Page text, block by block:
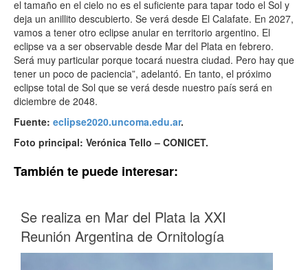
el tamaño en el cielo no es el suficiente para tapar todo el Sol y
deja un anillito descubierto. Se verá desde El Calafate. En 2027,
vamos a tener otro eclipse anular en territorio argentino. El
eclipse va a ser observable desde Mar del Plata en febrero.
Será muy particular porque tocará nuestra ciudad. Pero hay que
tener un poco de paciencia”, adelantó. En tanto, el próximo
eclipse total de Sol que se verá desde nuestro país será en
diciembre de 2048.
Fuente: eclipse2020.uncoma.edu.ar.
Foto principal: Verónica Tello – CONICET.
También te puede interesar:
Se realiza en Mar del Plata la XXI
Reunión Argentina de Ornitología